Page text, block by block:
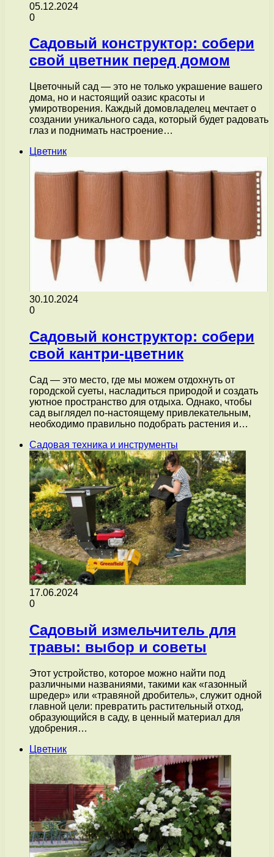
05.12.2024
0
Садовый конструктор: собери
свой цветник перед домом
Цветочный сад — это не только украшение вашего
дома, но и настоящий оазис красоты и
умиротворения. Каждый домовладелец мечтает о
создании уникального сада, который будет радовать
глаз и поднимать настроение…
Цветник
30.10.2024
0
Садовый конструктор: собери
свой кантри-цветник
Сад — это место, где мы можем отдохнуть от
городской суеты, насладиться природой и создать
уютное пространство для отдыха. Однако, чтобы
сад выглядел по-настоящему привлекательным,
необходимо правильно подобрать растения и…
Садовая техника и инструменты
17.06.2024
0
Садовый измельчитель для
травы: выбор и советы
Этот устройство, которое можно найти под
различными названиями, такими как «газонный
шредер» или «травяной дробитель», служит одной
главной цели: превратить растительный отход,
образующийся в саду, в ценный материал для
удобрения…
Цветник